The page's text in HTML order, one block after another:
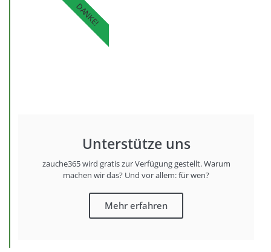
Unterstütze uns
zauche365 wird gratis zur Verfügung gestellt. Warum
machen wir das? Und vor allem: für wen?
Mehr erfahren
DANKE!